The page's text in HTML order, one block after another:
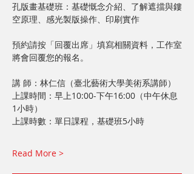
孔版畫基礎班：基礎慨念介紹、了解遮擋與鏤
空原理、感光製版操作、印刷實作
預約請按「回覆出席」填寫相關資料，工作室
將會回覆您的報名。
講 師：林仁信（臺北藝術大學美術系講師）
上課時間：早上10:00-下午16:00（中午休息
1小時）
上課時數：單日課程，基礎班5小時
Read More >